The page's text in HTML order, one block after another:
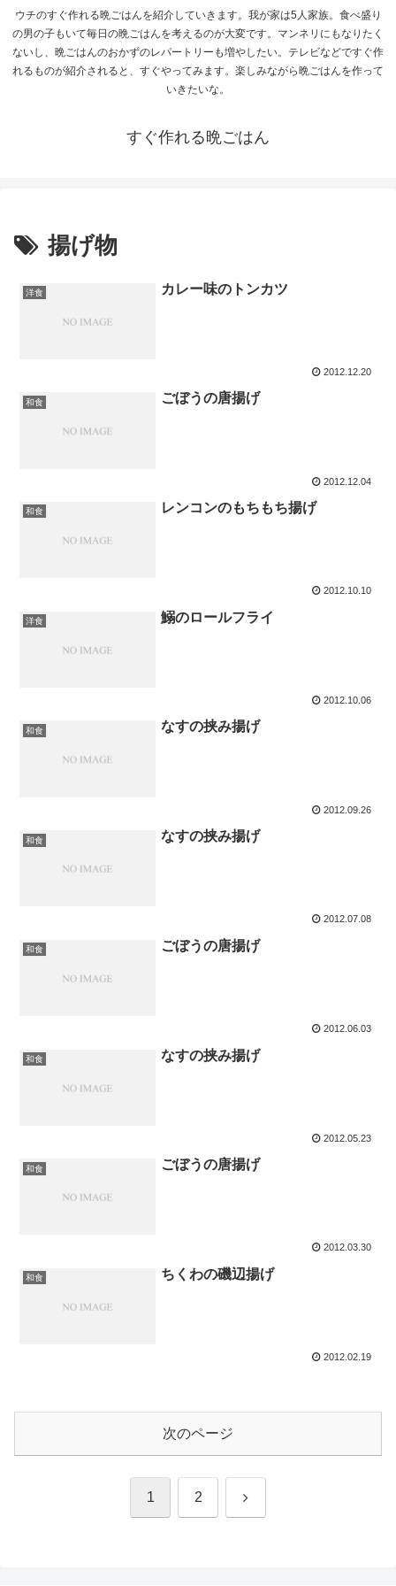
ウチのすぐ作れる晩ごはんを紹介していきます。我が家は5人家族。食べ盛り
の男の子もいて毎日の晩ごはんを考えるのが大変です。マンネリにもなりたく
ないし、晩ごはんのおかずのレパートリーも増やしたい。テレビなどですぐ作
れるものが紹介されると、すぐやってみます。楽しみながら晩ごはんを作って
いきたいな。
すぐ作れる晩ごはん
揚げ物
洋食 カレー味のトンカツ
2012.12.20
和食 ごぼうの唐揚げ
2012.12.04
和食 レンコンのもちもち揚げ
2012.10.10
洋食 鰯のロールフライ
2012.10.06
和食 なすの挟み揚げ
2012.09.26
和食 なすの挟み揚げ
2012.07.08
和食 ごぼうの唐揚げ
2012.06.03
和食 なすの挟み揚げ
2012.05.23
和食 ごぼうの唐揚げ
2012.03.30
和食 ちくわの磯辺揚げ
2012.02.19
次のページ
1 2 次